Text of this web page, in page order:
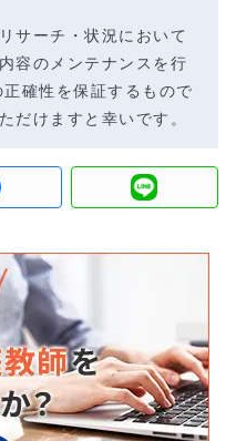
サーチ・状況において
容のメンテナンスを行
確性を保証するもので
だけますと幸いです。